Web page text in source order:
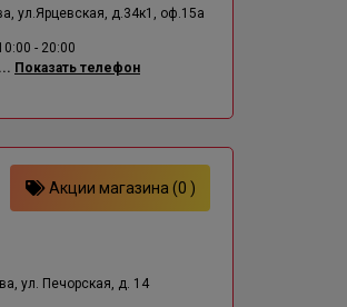
ул.Ярцевская, д.34к1, оф.15а
- 20:00
Показать телефон
Акции магазина (0 )
ул. Печорская, д. 14